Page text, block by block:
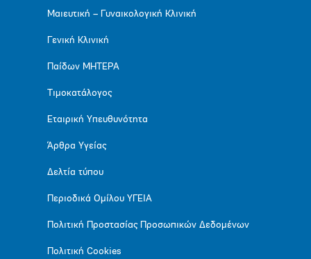
Μαιευτική – Γυναικολογική Κλινική
Γενική Κλινική
Παίδων ΜΗΤΕΡΑ
Τιμοκατάλογος
Εταιρική Υπευθυνότητα
Άρθρα Υγείας
Δελτία τύπου
Περιοδικά Ομίλου ΥΓΕΙΑ
Πολιτική Προστασίας Προσωπικών Δεδομένων
Πολιτική Cookies